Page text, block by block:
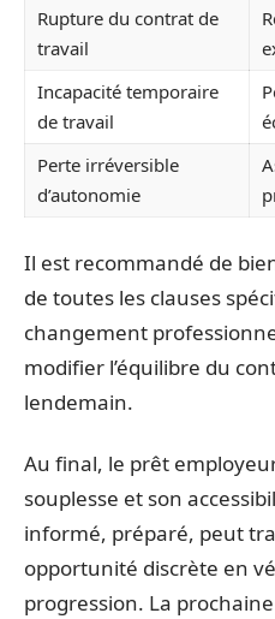
Rupture du contrat de
travail
Incapacité temporaire
de travail
Perte irréversible
d’autonomie
Il est recommandé de
de toutes les clauses
changement
modifier l’équilibre du
lendemain.
Au final, le prêt
souplesse et son
informé, préparé, peut
opportunité discrète en
progression. La prochaine